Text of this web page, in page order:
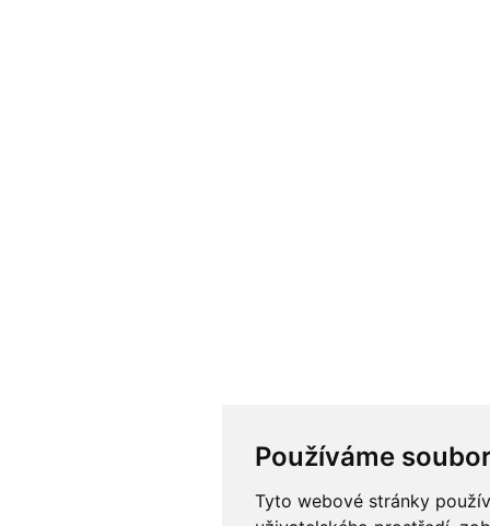
Používáme
Tyto webové stránky